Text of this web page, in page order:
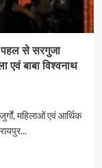
पहल से सरगुजा
एवं बाबा विश्वनाथ
महिलाओं एवं आर्थिक